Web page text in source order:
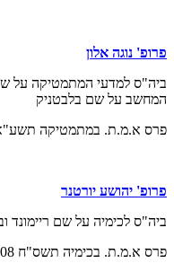
פרופ' נוגה אלון
ביה"ס למדעי המתמטיקה על
המחשב על שם בלבטניק
פרס א.מ.ת. במתמטיקה תשע"א
פרופ' יהושע יורטנר
ביה"ס לכימיה על שם ריימונד
פרס א.מ.ת. בכימיה תשס"ח 2008